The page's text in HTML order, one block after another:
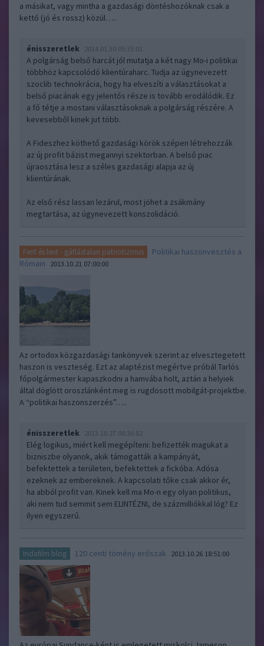
a másikat, vagy mintha a gazdasági döntéshozóknak csak a
kettő (jó és rossz) közül…..
énisszeretlek 2014.01.30 05:33:01
A polgárság belső harcát jól mutatja a két nagy Mo-i politikai
többhöz kapcsolódó klientúraharc. Tudja az úgynevezett
szoclib technokrácia, hogy ha elveszíti a választásokat a
belső piacának egy jelentős része is tovább erodálódik. Ez
a fő tétje a mostani választásoknak a polgárság részére. A
kevesebből kinek jut több.
A Fideszhez köthető gazdasági körök szépen létrehozzák
az új profit bázist megannyi szektorban. A belső piac
újraosztása lesz a széles gazdasági alapja az új
klientúrának.
Az első rész lassan lezárul, most jöhet a zsákmány
megtartása, az úgynevezett konszolidáció.
Fent és lent - gátlástalan patriotizmus
Politikai haszonvesztés a
Rómain
2013.10.21 07:00:00
Az ortodox közgazdasági tankönyvek szerint az elvesztegetett
haszon is veszteség. Ezt az alaptézist megértve próbál Tarlós
főpolgármester kapaszkodni a hamvába holt, aztán a helyiek
által döglött oroszlánként meg is rugdosott mobilgát-projektbe.
A “politikai haszonszerzés”…..
énisszeretlek 2013.10.27 00:36:02
Elég logikus, miért kell megépíteni: befizették magukat a
bizniszbe olyanok, akik támogatták a kampányát,
befektettek a területen, befektettek a fickóba. Adósa
ezeknek az embereknek. A kapcsolati tőke csak akkor ér,
ha abból profit van. Kinek kell ma Mo-n egy olyan politikus,
aki nem tud semmit sem ELINTÉZNI, de százmilliókkal lóg? Ez
ilyen egyszerű.
Indafilm blog 120 centi tömény erőszak 2013.10.26 18:51:00